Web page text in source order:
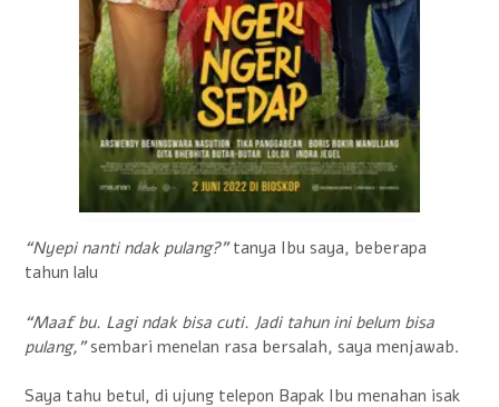
“Nyepi nanti ndak pulang?”tanya Ibu saya, beberapa
tahun lalu
“Maaf bu. Lagi ndak bisa cuti. Jadi tahun ini belum bisa
pulang,”sembari menelan rasa bersalah, saya menjawab.
Saya tahu betul, di ujung telepon Bapak Ibu menahan isak